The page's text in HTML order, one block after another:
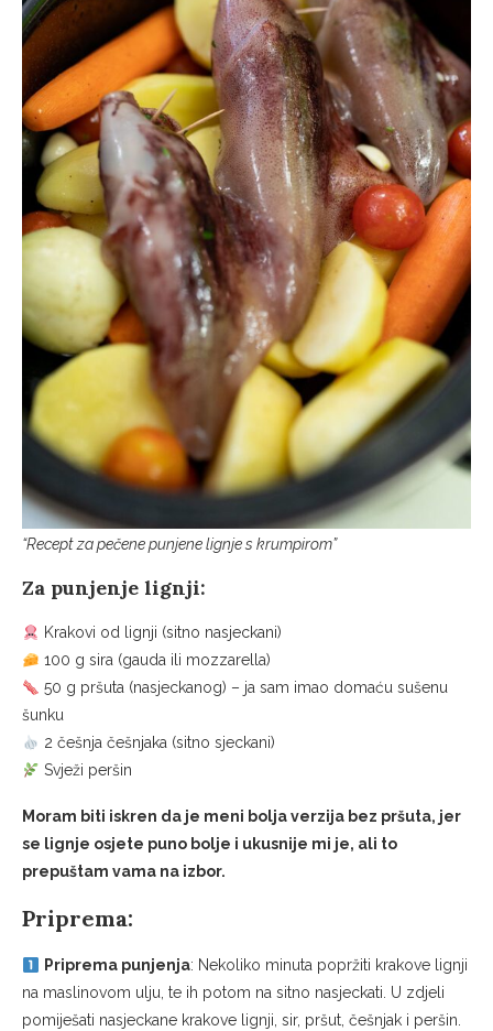
“Recept za pečene punjene lignje s krumpirom”
Za punjenje lignji:
Krakovi od lignji (sitno nasjeckani)
100 g sira (gauda ili mozzarella)
50 g pršuta (nasjeckanog) – ja sam imao domaću sušenu
šunku
2 češnja češnjaka (sitno sjeckani)
Svježi peršin
Moram biti iskren da je meni bolja verzija bez pršuta, jer
se lignje osjete puno bolje i ukusnije mi je, ali to
prepuštam vama na izbor.
Priprema:
Priprema punjenja: Nekoliko minuta popržiti krakove lignji
na maslinovom ulju, te ih potom na sitno nasjeckati. U zdjeli
pomiješati nasjeckane krakove lignji, sir, pršut, češnjak i peršin.